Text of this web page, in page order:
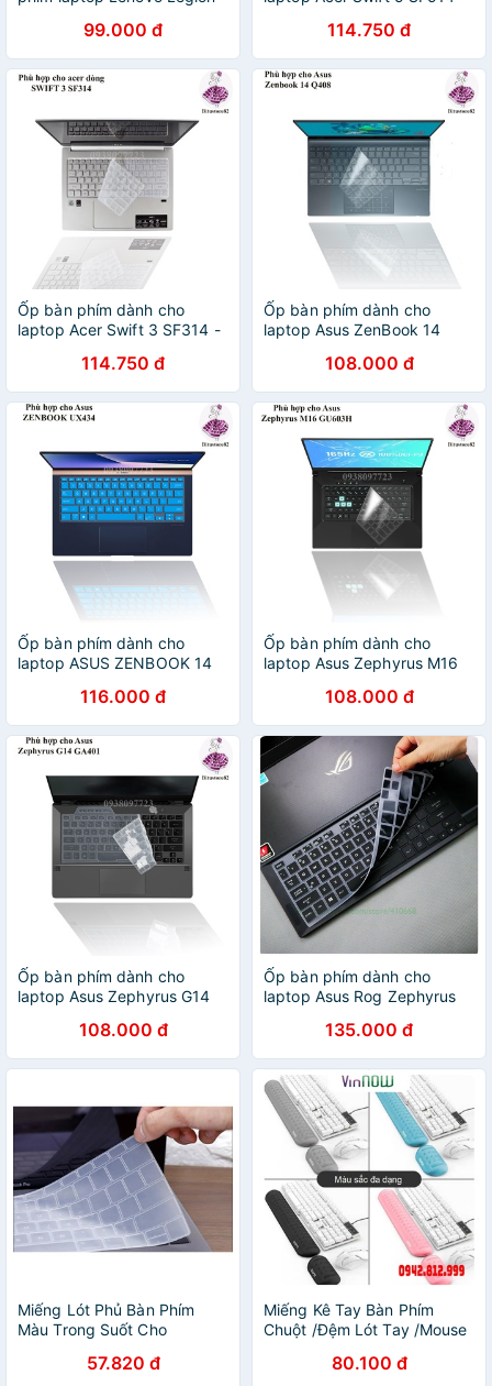
ideaPad 3 Gaming
99.000 đ
che, phủ, đậy, lót bàn phím
114.750 đ
Ốp bàn phím dành cho
laptop Acer Swift 3 SF314 -
che, phủ, đậy, lót bàn phím
114.750 đ
Ốp bàn phím dành cho
laptop Asus ZenBook 14
bảo vệ che, phủ, đậy, lót
bàn phím
108.000 đ
Ốp bàn phím dành cho
laptop ASUS ZENBOOK 14
bảo vệ che, phủ, đậy, lót
bàn phím
116.000 đ
Ốp bàn phím dành cho
laptop Asus Zephyrus M16
bảo vệ che, phủ, đậy, lót
bàn phím
108.000 đ
Ốp bàn phím dành cho
laptop Asus Zephyrus G14
bảo vệ che, phủ, đậy, lót
bàn phím
108.000 đ
Ốp bàn phím dành cho
laptop Asus Rog Zephyrus
bảo vệ che, phủ, đậy, lót
bàn phím
135.000 đ
Miếng Lót Phủ Bàn Phím
Màu Trong Suốt Cho
57.820 đ
Miếng Kê Tay Bàn Phím
Chuột /Đệm Lót Tay /Mouse
80.100 đ